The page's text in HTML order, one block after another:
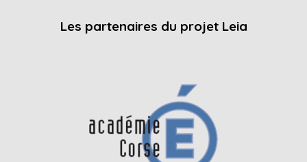
Les partenaires du projet Leia